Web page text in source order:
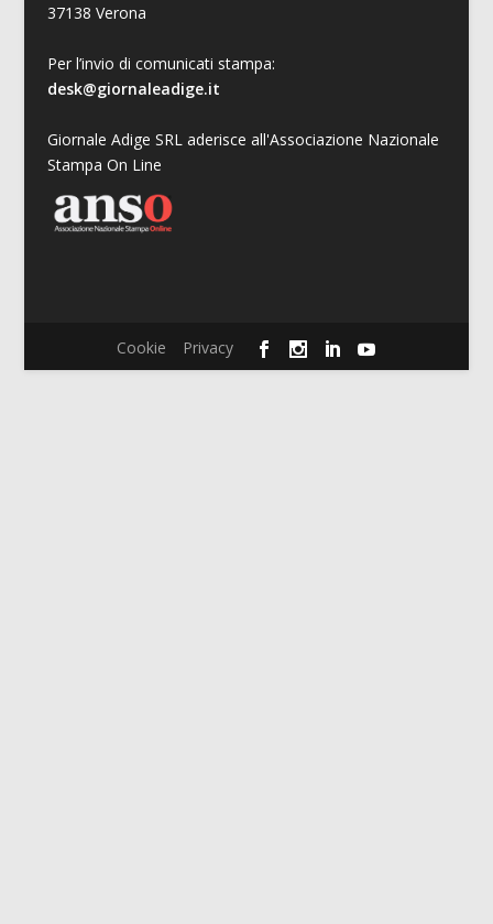
37138 Verona
Per l’invio di comunicati stampa:
desk@giornaleadige.it
Giornale Adige SRL aderisce all'Associazione Nazionale
Stampa On Line
Cookie Privacy